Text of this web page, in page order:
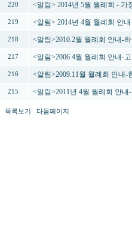
220 <알림> 2014년 5월 월례회 -
219 <알림> 2014년 4월 월례회 안
218 <알림>2010.2월 월례회 안내-
217 <알림>2006.4월 월례회 안내-
216 <알림>2009.11월 월례회 안내-
215 <알림>2011년 4월 월례회 안
목록보기 다음페이지